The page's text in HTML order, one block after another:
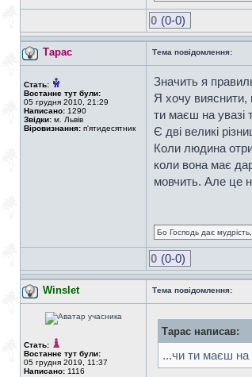
0 (0-0)
Тарас Тема повідомлення:
Стать:
Востаннє тут були:
05 грудня 2010, 21:29
Написано: 1290
Звідки: м. Львів
Віровизнання: п'ятидесятник
Значить я
Я хочу
ти маєш на
Є дві великі
Коли людина
коли вона має
мовчить. Але це
Бо Господь дає
0 (0-0)
Winslet Тема повідомлення:
Стать:
Востаннє тут були:
05 грудня 2019, 11:37
Написано: 1116
Тарас написав:
...чи ти маєш на